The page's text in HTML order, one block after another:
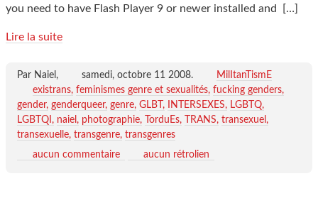
you need to have Flash Player 9 or newer installed and
[…]
Lire la suite
Par Naiel, samedi, octobre 11 2008.
MilItanTismE
existrans feminismes genre et sexualités fucking genders
gender genderqueer genre GLBT INTERSEXES
LGBTQ
LGBTQI
naiel photographie TorduEs TRANS transexuel
transexuelle transgenre transgenres
aucun commentaire
aucun rétrolien